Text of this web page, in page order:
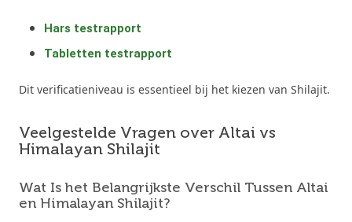
Hars testrapport
Tabletten testrapport
Dit verificatieniveau is essentieel bij het kiezen van Shilajit.
Veelgestelde Vragen over Altai vs
Himalayan Shilajit
Wat Is het Belangrijkste Verschil Tussen Altai
en Himalayan Shilajit?